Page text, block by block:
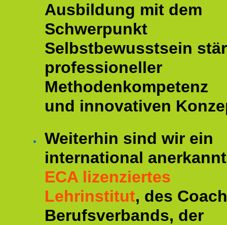
Ausbildung mit dem
Schwerpunkt
Selbstbewusstsein
professioneller
Methodenkompetenz
und innovativen
Weiterhin sind wir ein
international
ECA lizenziertes
Lehrinstitut, des
Berufsverbands, der